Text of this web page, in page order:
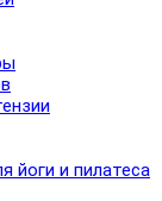
йоги и пилатеса